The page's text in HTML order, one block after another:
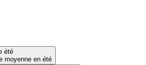
été
moyenne en été